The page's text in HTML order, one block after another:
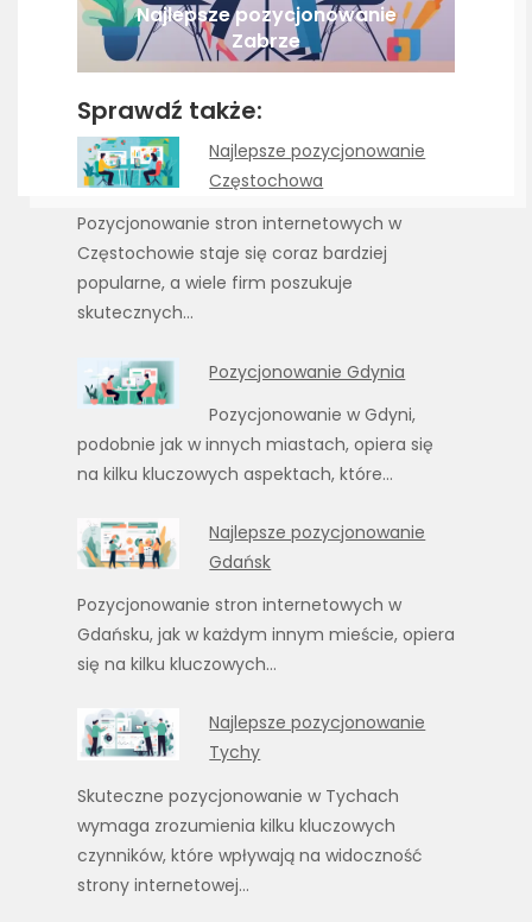
Najlepsze pozycjonowanie
Zabrze
Sprawdź także:
Najlepsze pozycjonowanie
Częstochowa
Pozycjonowanie stron internetowych w
Częstochowie staje się coraz bardziej
popularne, a wiele firm poszukuje
skutecznych…
Pozycjonowanie Gdynia
Pozycjonowanie w Gdyni,
podobnie jak w innych miastach, opiera się
na kilku kluczowych aspektach, które…
Najlepsze pozycjonowanie
Gdańsk
Pozycjonowanie stron internetowych w
Gdańsku, jak w każdym innym mieście, opiera
się na kilku kluczowych…
Najlepsze pozycjonowanie
Tychy
Skuteczne pozycjonowanie w Tychach
wymaga zrozumienia kilku kluczowych
czynników, które wpływają na widoczność
strony internetowej…